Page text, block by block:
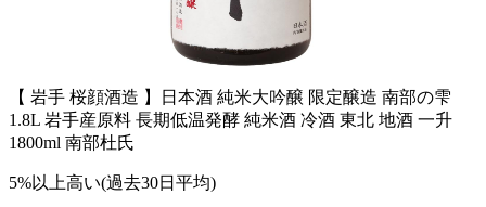
【 岩手 桜顔酒造 】日本酒 純米大吟醸 限定醸造 南部の雫
1.8L 岩手産原料 長期低温発酵 純米酒 冷酒 東北 地酒 一升
1800ml 南部杜氏
5%以上高い(過去30日平均)